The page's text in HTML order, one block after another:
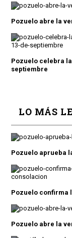
Pozuelo abre la
Pozuelo celebra
septiembre
LO MÁS
Pozuelo aprueba
Pozuelo confirma
Pozuelo abre la